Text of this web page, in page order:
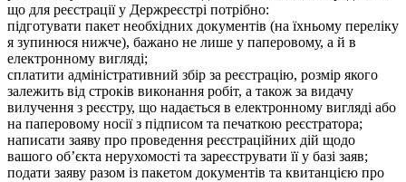
що для реєстрації у Держреєстрі потрібно:
підготувати пакет необхідних документів (на їхньому переліку
я зупинюся нижче), бажано не лише у паперовому, а й в
електронному вигляді;
сплатити адміністративний збір за реєстрацію, розмір якого
залежить від строків виконання робіт, а також за видачу
вилучення з реєстру, що надається в електронному вигляді або
на паперовому носії з підписом та печаткою реєстратора;
написати заяву про проведення реєстраційних дій щодо
вашого об’єкта нерухомості та зареєструвати її у базі заяв;
подати заяву разом із пакетом документів та квитанцією про